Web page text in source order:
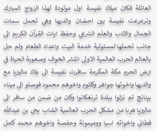
العائلة فكان ميلاد نفيسة اول مولودة لهذا الزواج المبارك
وترعرعت نفيسة بين احضان والديها وهي تحمل سمات
الجمال والادب والعلم الشرعي وحفظ ايات القرآن الكريم الى
جانب تحملها لمسئولية خدمة البيت واعداد الطعام ولم حل
بالعالم الحرب العالمية الاولى انتشر الخوف وصعوبة الحياة في
ارض الحرم مكة المكرمة سافرت نفيسة الى بلاد ماليزيا مع
والديها واخوتها جواهر وكلثوم واخوهم محمود فوصلو الى ميناء
بينانج ثم نزلوا ببلدة ترنغكانوا وكان من ضمن من سافر الى
ماليزيا هربا من مشكل الحرب العالمية الشاب يحي بن عبدالله
فطاني واخواته اسيا ووميمونة وحفصة واخوهم محمد كامل